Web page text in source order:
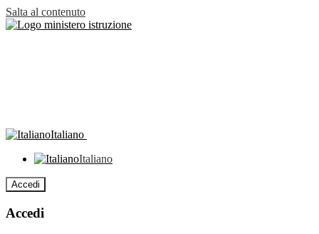
Salta al contenuto
Italiano
Italiano
Accedi
Accedi